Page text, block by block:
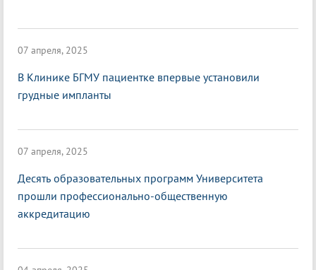
07 апреля, 2025
В Клинике БГМУ пациентке впервые установили
грудные импланты
07 апреля, 2025
Десять образовательных программ Университета
прошли профессионально-общественную
аккредитацию